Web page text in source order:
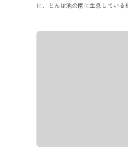
に、とんぼ池公園に生息している